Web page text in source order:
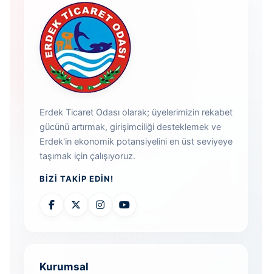
Erdek Ticaret Odası olarak; üyelerimizin rekabet
gücünü artırmak, girişimciliği desteklemek ve
Erdek'in ekonomik potansiyelini en üst seviyeye
taşımak için çalışıyoruz.
BIZI TAKIP EDIN!
Kurumsal